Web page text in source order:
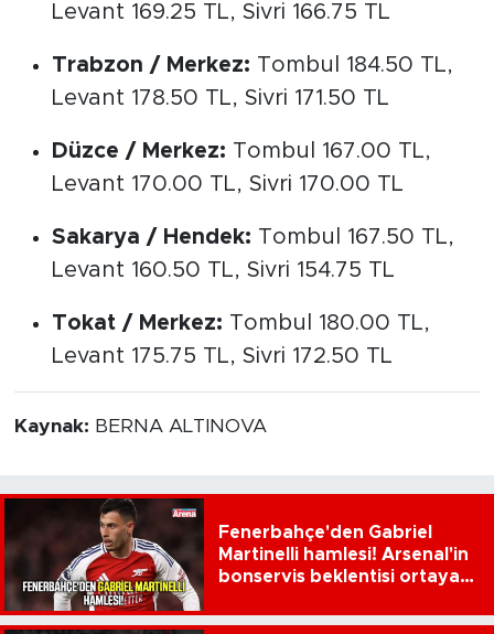
Levant 169.25 TL, Sivri 166.75 TL
Trabzon / Merkez: Tombul 184.50 TL,
Levant 178.50 TL, Sivri 171.50 TL
Düzce / Merkez: Tombul 167.00 TL,
Levant 170.00 TL, Sivri 170.00 TL
Sakarya / Hendek: Tombul 167.50 TL,
Levant 160.50 TL, Sivri 154.75 TL
Tokat / Merkez: Tombul 180.00 TL,
Levant 175.75 TL, Sivri 172.50 TL
Kaynak: BERNA ALTINOVA
Fenerbahçe'den Gabriel
Martinelli hamlesi! Arsenal'in
bonservis beklentisi ortaya